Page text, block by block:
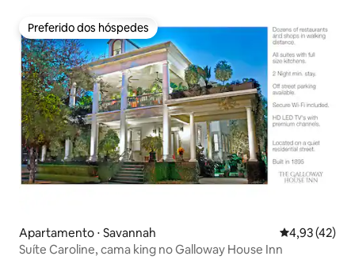
Preferido dos hóspedes
Preferido dos hóspedes
Apartamento ⋅ Savannah 4,93 de uma
4,93 (42)
Suíte Caroline, cama king no Galloway House Inn